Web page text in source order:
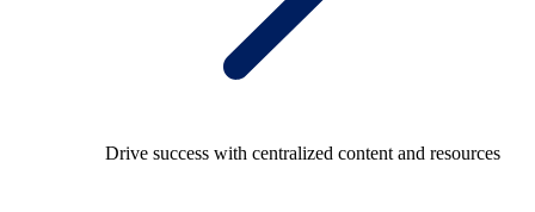
Drive success with centralized content and resources